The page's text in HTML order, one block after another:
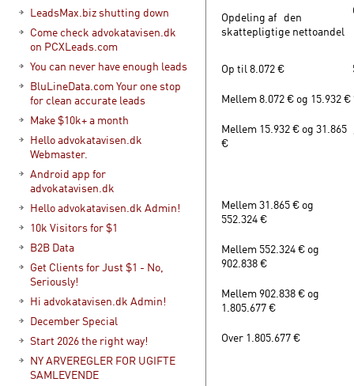
LeadsMax.biz shutting down
Come check advokatavisen.dk
on PCXLeads.com
You can never have enough leads
BluLineData.com Your one stop
for clean accurate leads
Make $10k+ a month
Hello advokatavisen.dk
Webmaster.
Android app for
advokatavisen.dk
Hello advokatavisen.dk Admin!
10k Visitors for $1
B2B Data
Get Clients for Just $1 - No,
Seriously!
Hi advokatavisen.dk Admin!
December Special
Start 2026 the right way!
NY ARVEREGLER FOR UGIFTE
SAMLEVENDE
Opdeling af den
skattepligtige nettoandel
Op til 8.072 €
Mellem 8.072 € og 15.932 €
Mellem 15.932 € og 31.865
€
Mellem 31.865 € og
552.324 €
Mellem 552.324 € og
902.838 €
Mellem 902.838 € og
1.805.677 €
Over 1.805.677 €